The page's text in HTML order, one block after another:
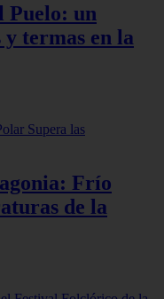
Puelo: un
y termas en la
Frío
de la